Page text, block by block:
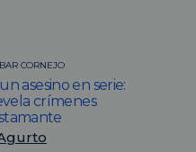
CORNEJO
asesino en serie:
crímenes